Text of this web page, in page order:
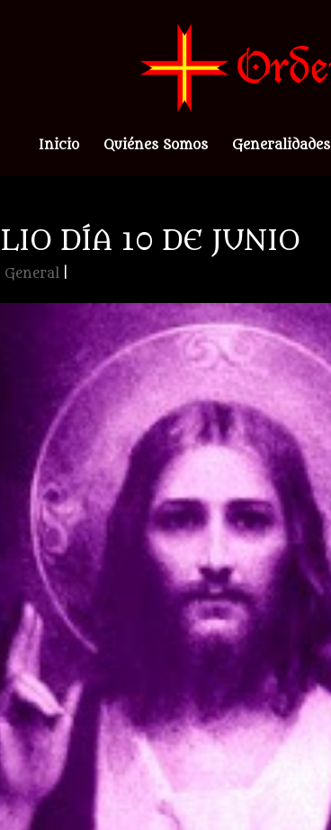
Inicio Quiénes Somos Generalidades
DÍA 10 DE JUNIO
General